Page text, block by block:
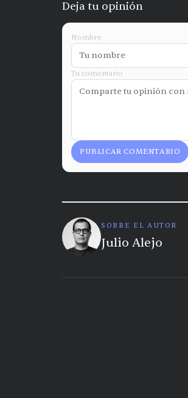
Deja tu opinión
Nombre
Tu comentario
PUBLICAR COMENTARIO
SOBRE EL AUTOR
Julio Alejo